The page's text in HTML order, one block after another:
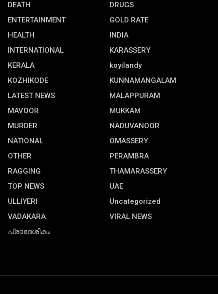
DEATH
DRUGS
ENTERTAINMENT
GOLD RATE
HEALTH
INDIA
INTERNATIONAL
KARASSERY
KERALA
koyilandy
KOZHIKODE
KUNNAMANGALAM
LATEST NEWS
MALAPPURAM
MAVOOR
MUKKAM
MURDER
NADUVANOOR
NATIONAL
OMASSERY
OTHER
PERAMBRA
RAGGING
THAMARASSERY
TOP NEWS
UAE
ULLIYERI
Uncategorized
VADAKARA
VIRAL NEWS
പ്രാദേശികം